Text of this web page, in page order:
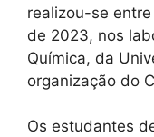
realizou-se
de 2023, nos
Química, da
organização do
Os estudantes